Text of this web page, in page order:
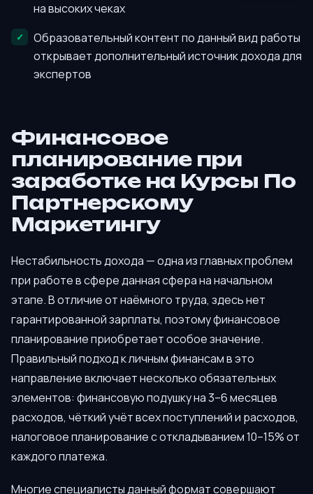
на высоких чеках
Образовательный контент по данный вид работы
открывает дополнительный источник дохода для
экспертов
Финансовое
планирование при
заработке на Курсы По
Партнерскому
Маркетингу
Нестабильность дохода — одна из главных проблем
при работе в сфере данная сфера на начальном
этапе. В отличие от наёмного труда, здесь нет
гарантированной зарплаты, поэтому финансовое
планирование приобретает особое значение.
Правильный подход к личным финансам в это
направление включает несколько обязательных
элементов: финансовую подушку на 3–6 месяцев
расходов, чёткий учёт всех поступлений и расходов,
налоговое планирование с откладыванием 10–15% от
каждого платежа.
Многие специалисты данный формат совершают